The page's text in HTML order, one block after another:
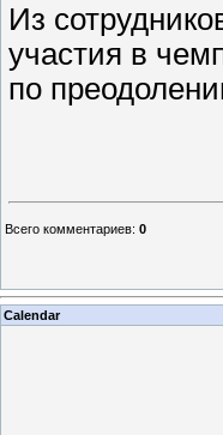
Из
участия в
по
Всего комментариев: 0
Calendar